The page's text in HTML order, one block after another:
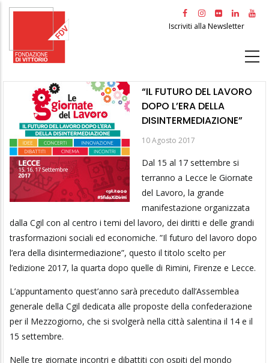
Salta
principale
Iscriviti alla Newsletter
“IL FUTURO DEL LAVORO
DOPO L’ERA DELLA
DISINTERMEDIAZIONE”
10 Agosto 2017
Dal 15 al 17 settembre si
terranno a Lecce le Giornate
del Lavoro, la grande
manifestazione organizzata
dalla Cgil con al centro i temi del lavoro, dei diritti e delle grandi
trasformazioni sociali ed economiche. ”Il futuro del lavoro dopo
l’era della disintermediazione”, questo il titolo scelto per
l’edizione 2017, la quarta dopo quelle di Rimini, Firenze e Lecce.
L’appuntamento quest’anno sarà preceduto dall’Assemblea
generale della Cgil dedicata alle proposte della confederazione
per il Mezzogiorno, che si svolgerà nella città salentina il 14 e il
15 settembre.
Nelle tre giornate incontri e dibattiti con ospiti del mondo